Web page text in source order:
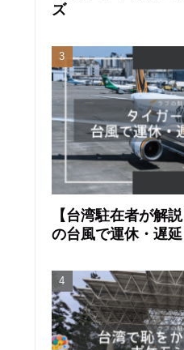
ズ
【台湾駐在者が解
の台風で運休・遅